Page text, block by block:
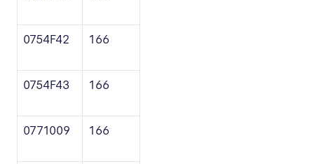
0754F42 166
0754F43 166
0771009 166